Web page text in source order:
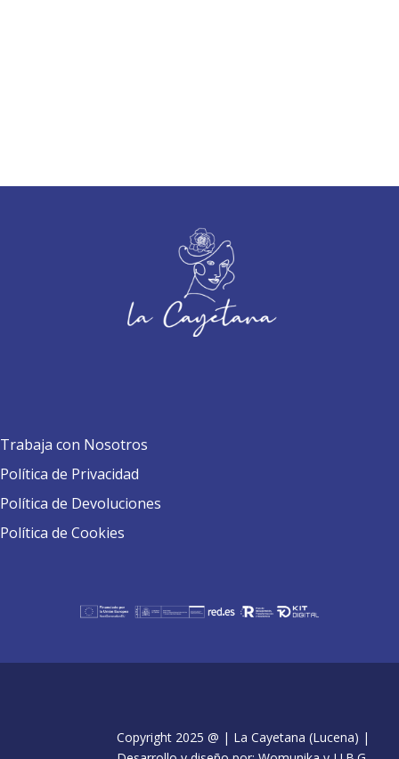
Trabaja con Nosotros
Política de Privacidad
Política de Devoluciones
Política de Cookies
Copyright 2025 @ | La Cayetana (Lucena) |